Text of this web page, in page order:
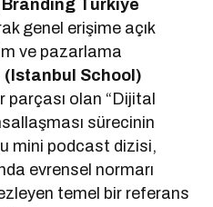
Branding Türkiye
genel erişime açık
ve pazarlama
(Istanbul School)
olan “Dijital
sürecinin
mini podcast dizisi,
evrensel normarı
temel bir referans